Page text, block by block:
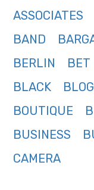
ASSOCIATES
BAND
BERLIN
BET
BLACK
BLOG
BOUTIQUE
BUSINESS
CAMERA